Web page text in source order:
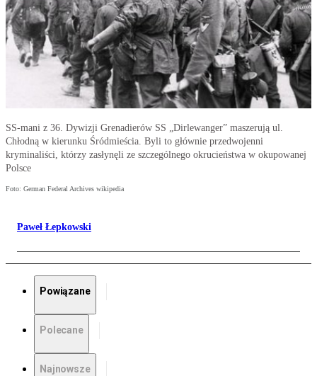
SS-mani z 36. Dywizji Grenadierów SS „Dirlewanger” maszerują ul.
Chłodną w kierunku Śródmieścia. Byli to głównie przedwojenni
kryminaliści, którzy zasłynęli ze szczególnego okrucieństwa w okupowanej
Polsce
Foto: German Federal Archives wikipedia
Paweł Łepkowski
Powiązane
Polecane
Najnowsze